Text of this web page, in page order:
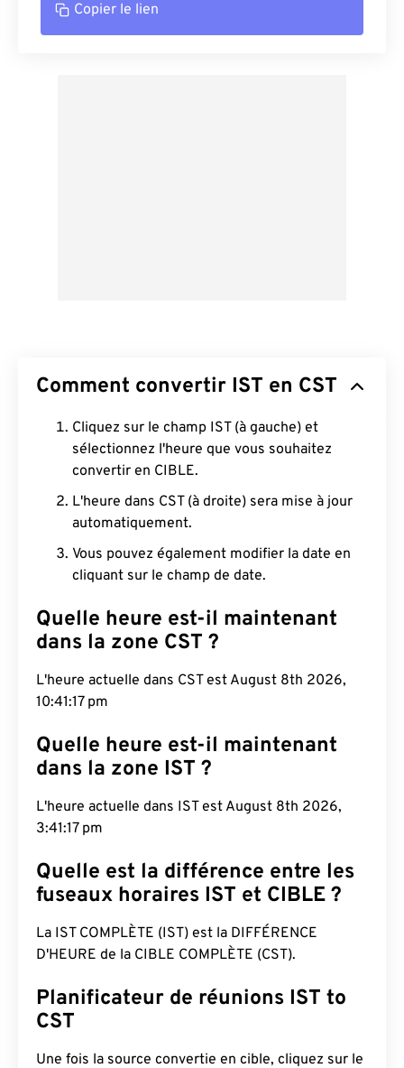
Copier le lien
Comment convertir IST en CST
Cliquez sur le champ IST (à gauche) et
sélectionnez l'heure que vous souhaitez
convertir en CIBLE.
L'heure dans CST (à droite) sera mise à jour
automatiquement.
Vous pouvez également modifier la date en
cliquant sur le champ de date.
Quelle heure est-il maintenant
dans la zone CST ?
L'heure actuelle dans CST est August 8th 2026,
10:41:18 pm
Quelle heure est-il maintenant
dans la zone IST ?
L'heure actuelle dans IST est August 8th 2026,
3:41:18 pm
Quelle est la différence entre les
fuseaux horaires IST et CIBLE ?
La IST COMPLÈTE (IST) est la DIFFÉRENCE
D'HEURE de la CIBLE COMPLÈTE (CST).
Planificateur de réunions IST to
CST
Une fois la source convertie en cible, cliquez sur le